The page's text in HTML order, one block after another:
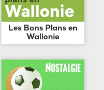
Les Bons Plans en
Wallonie